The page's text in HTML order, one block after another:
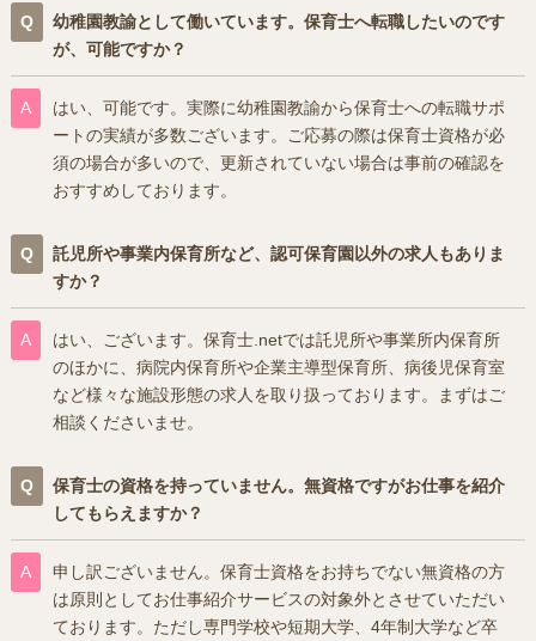
幼稚園教諭として働いています。保育士へ転職したいのです
が、可能ですか？
はい、可能です。実際に幼稚園教諭から保育士への転職サポ
ートの実績が多数ございます。ご応募の際は保育士資格が必
須の場合が多いので、更新されていない場合は事前の確認を
おすすめしております。
託児所や事業内保育所など、認可保育園以外の求人もありま
すか？
はい、ございます。保育士.netでは託児所や事業所内保育所
のほかに、病院内保育所や企業主導型保育所、病後児保育室
など様々な施設形態の求人を取り扱っております。まずはご
相談くださいませ。
保育士の資格を持っていません。無資格ですがお仕事を紹介
してもらえますか？
申し訳ございません。保育士資格をお持ちでない無資格の方
は原則としてお仕事紹介サービスの対象外とさせていただい
ております。ただし専門学校や短期大学、4年制大学など卒